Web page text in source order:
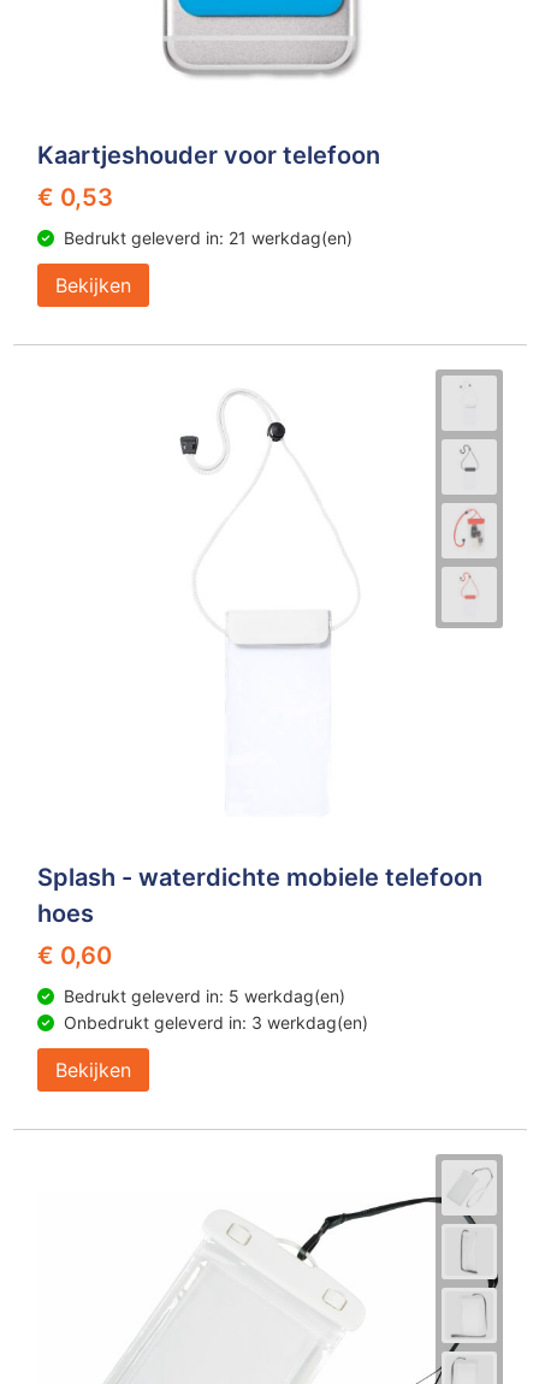
Kaartjeshouder voor telefoon
€ 0,53
Bedrukt geleverd in: 21 werkdag(en)
Bekijken
Splash - waterdichte mobiele telefoon
hoes
€ 0,60
Bedrukt geleverd in: 5 werkdag(en)
Onbedrukt geleverd in: 3 werkdag(en)
Bekijken